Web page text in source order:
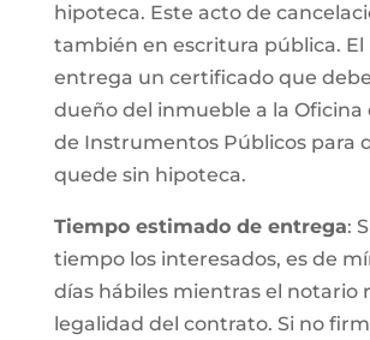
hipoteca. Este acto de
también en escritura pública.
entrega un certificado que
dueño del inmueble a la Oficina
de Instrumentos Públicos para
quede sin hipoteca.
Tiempo estimado de entrega:
tiempo los interesados, es de
días hábiles mientras el notario
legalidad del contrato. Si no